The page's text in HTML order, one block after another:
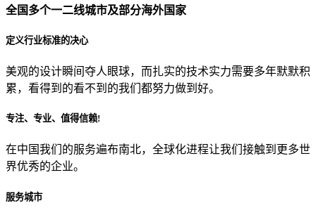
贵公司的团队规模是？
目前主要的营销渠道是？
全国多个一二线城市及部分海外国家
定义行业标准的决心
美观的设计瞬间夺人眼球，而扎实的技术实力需要多年默默积
累，看得到的看不到的我们都努力做到好。
专注、专业、值得信赖!
在中国我们的服务遍布南北，全球化进程让我们接触到更多世
界优秀的企业。
服务城市